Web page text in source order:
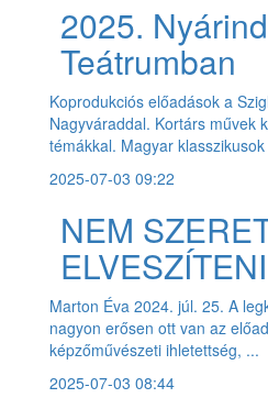
2025.
Teátrumban
Koprodukciós előadások a
Nagyváraddal. Kortárs művek
témákkal. Magyar
2025-07-03 09:22
NEM
Marton Éva 2024. júl. 25. A
nagyon erősen ott van az
képzőművészeti ihletettség, ...
2025-07-03 08:44